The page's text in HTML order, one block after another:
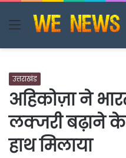
Menu
उत्तराखंड
अहिकोज़ा ने
लक्जरी बढ़ाने के
हाथ मिलाया